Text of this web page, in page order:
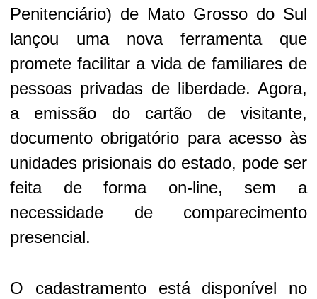
Penitenciário) de Mato Grosso do Sul
lançou uma nova ferramenta que
promete facilitar a vida de familiares de
pessoas privadas de liberdade. Agora,
a emissão do cartão de visitante,
documento obrigatório para acesso às
unidades prisionais do estado, pode ser
feita de forma on-line, sem a
necessidade de comparecimento
presencial.
O cadastramento está disponível no